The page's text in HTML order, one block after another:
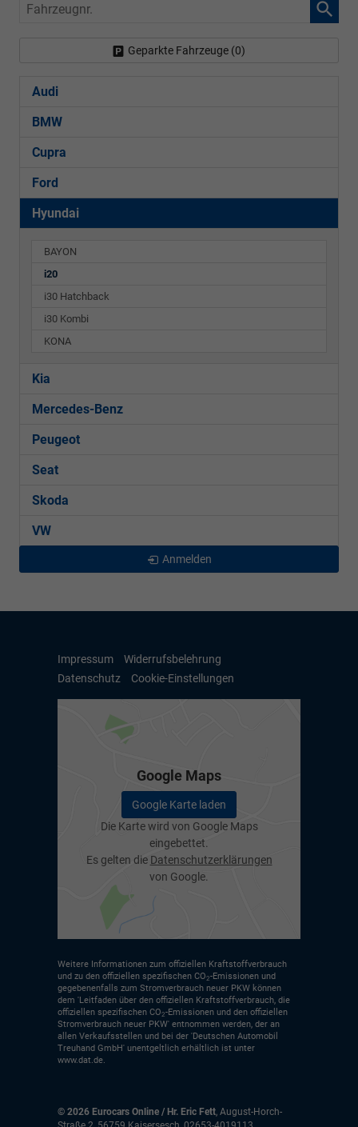
Fahrzeugnr.
Geparkte Fahrzeuge (0)
Audi
BMW
Cupra
Ford
Hyundai
BAYON
i20
i30 Hatchback
i30 Kombi
KONA
Kia
Mercedes-Benz
Peugeot
Seat
Skoda
VW
Anmelden
Impressum
Widerrufsbelehrung
Datenschutz
Cookie-Einstellungen
Google Maps
Google Karte laden
Die Karte wird von Google Maps
eingebettet.
Es gelten die Datenschutzerklärungen
von Google.
Weitere Informationen zum offiziellen Kraftstoffverbrauch
und zu den offiziellen spezifischen CO2-Emissionen und
gegebenenfalls zum Stromverbrauch neuer PKW können
dem 'Leitfaden über den offiziellen Kraftstoffverbrauch, die
offiziellen spezifischen CO2-Emissionen und den offiziellen
Stromverbrauch neuer PKW' entnommen werden, der an
allen Verkaufsstellen und bei der 'Deutschen Automobil
Treuhand GmbH' unentgeltlich erhältlich ist unter
www.dat.de.
© 2026 Eurocars Online / Hr. Eric Fett August-Horch-